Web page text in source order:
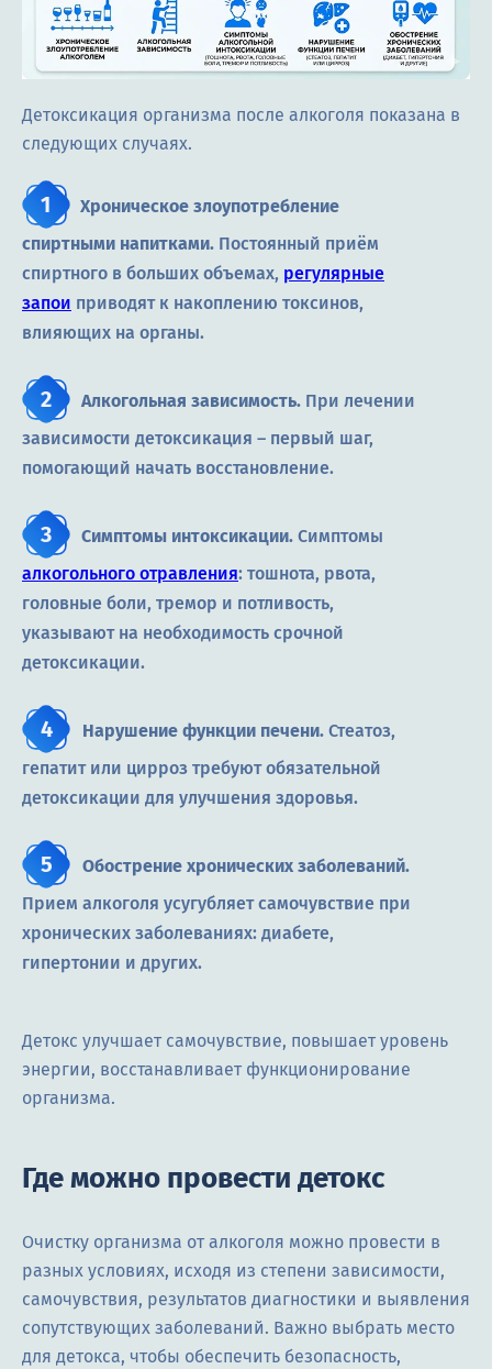
Детоксикация организма после алкоголя показана в
следующих случаях.
Хроническое злоупотребление
спиртными напитками. Постоянный приём
спиртного в больших объемах, регулярные
запои приводят к накоплению токсинов,
влияющих на органы.
Алкогольная зависимость. При лечении
зависимости детоксикация ― первый шаг,
помогающий начать восстановление.
Симптомы интоксикации. Симптомы
алкогольного отравления: тошнота, рвота,
головные боли, тремор и потливость,
указывают на необходимость срочной
детоксикации.
Нарушение функции печени. Стеатоз,
гепатит или цирроз требуют обязательной
детоксикации для улучшения здоровья.
Обострение хронических заболеваний.
Прием алкоголя усугубляет самочувствие при
хронических заболеваниях: диабете,
гипертонии и других.
Детокс улучшает самочувствие, повышает уровень
энергии, восстанавливает функционирование
организма.
Где можно провести детокс
Очистку организма от алкоголя можно провести в
разных условиях, исходя из степени зависимости,
самочувствия, результатов диагностики и выявления
сопутствующих заболеваний. Важно выбрать место
для детокса, чтобы обеспечить безопасность,